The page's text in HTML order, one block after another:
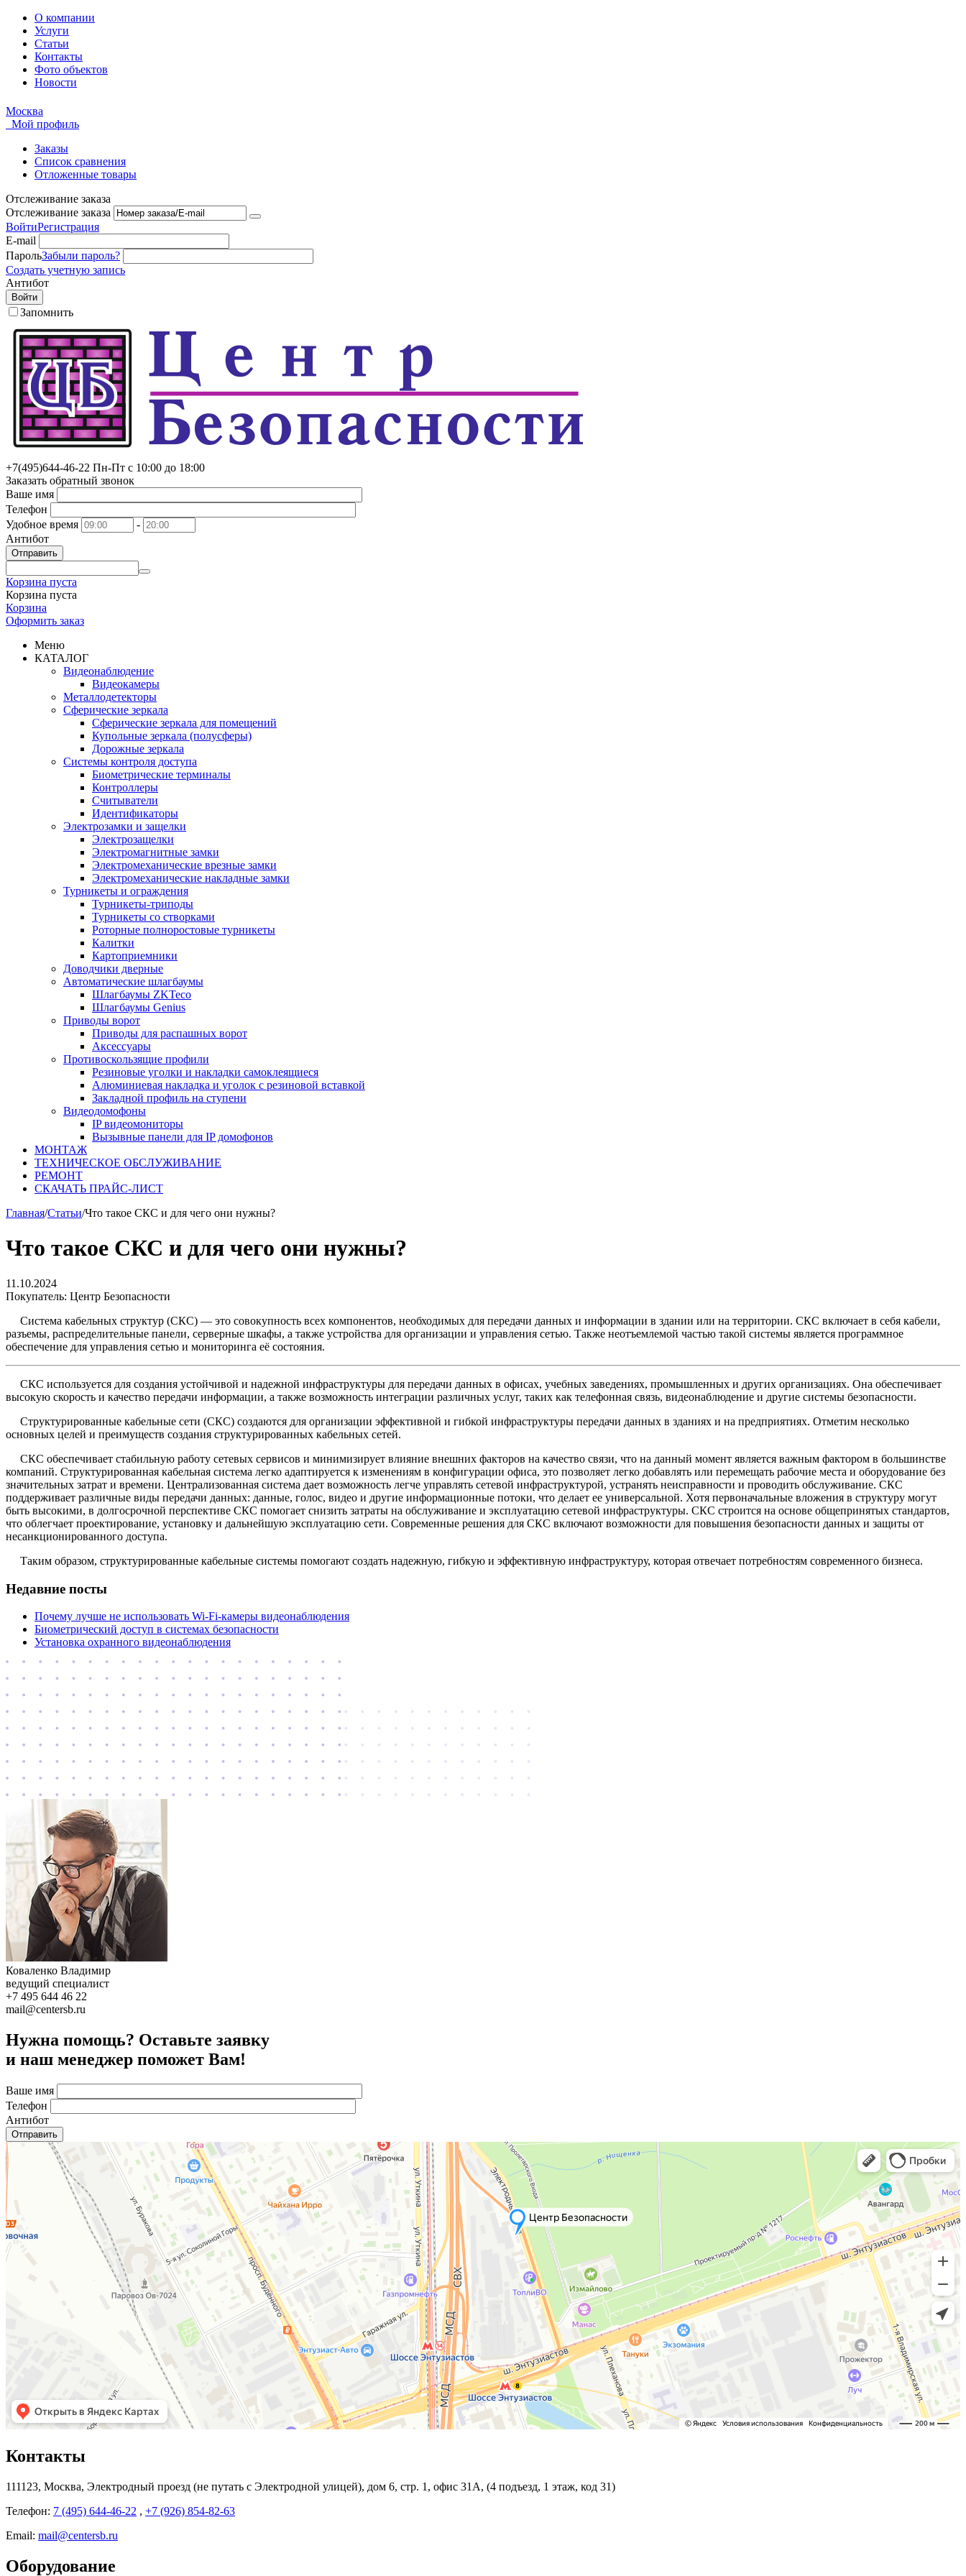
О компании
Услуги
Статьи
Контакты
Фото объектов
Новости
Москва
Мой профиль
Заказы
Список сравнения
Отложенные товары
Отслеживание заказа
Отслеживание заказа
ВойтиРегистрация
E-mail
ПарольЗабыли пароль?
Создать учетную запись
Антибот
Войти
Запомнить
+7(495)644-46-22 Пн-Пт с 10:00 до 18:00
Заказать обратный звонок
Ваше имя
Телефон
Удобное время
-
Антибот
Отправить
Корзина пуста
Корзина пуста
Корзина
Оформить заказ
Меню
КАТАЛОГ
Видеонаблюдение
Видеокамеры
Металлодетекторы
Сферические зеркала
Сферические зеркала для помещений
Купольные зеркала (полусферы)
Дорожные зеркала
Системы контроля доступа
Биометрические терминалы
Контроллеры
Считыватели
Идентификаторы
Электрозамки и защелки
Электрозащелки
Электромагнитные замки
Электромеханические врезные замки
Электромеханические накладные замки
Турникеты и ограждения
Турникеты-триподы
Турникеты со створками
Роторные полноростовые турникеты
Калитки
Картоприемники
Доводчики дверные
Автоматические шлагбаумы
Шлагбаумы ZKTeco
Шлагбаумы Genius
Приводы ворот
Приводы для распашных ворот
Аксессуары
Противоскользящие профили
Резиновые уголки и накладки самоклеящиеся
Алюминиевая накладка и уголок с резиновой вставкой
Закладной профиль на ступени
Видеодомофоны
IP видеомониторы
Вызывные панели для IP домофонов
МОНТАЖ
ТЕХНИЧЕСКОЕ ОБСЛУЖИВАНИЕ
РЕМОНТ
СКАЧАТЬ ПРАЙС-ЛИСТ
Главная/Статьи/Что такое СКС и для чего они нужны?
Что такое СКС и для чего они нужны?
11.10.2024
Покупатель: Центр Безопасности
Система кабельных структур (СКС) — это совокупность всех компонентов, необходимых для передачи данных и информации в здании или на территории. СКС включает в себя кабели,
разъемы, распределительные панели, серверные шкафы, а также устройства для организации и управления сетью. Также неотъемлемой частью такой системы является программное
обеспечение для управления сетью и мониторинга её состояния.
СКС используется для создания устойчивой и надежной инфраструктуры для передачи данных в офисах, учебных заведениях, промышленных и других организациях. Она обеспечивает
высокую скорость и качество передачи информации, а также возможность интеграции различных услуг, таких как телефонная связь, видеонаблюдение и другие системы безопасности.
Структурированные кабельные сети (СКС) создаются для организации эффективной и гибкой инфраструктуры передачи данных в зданиях и на предприятиях. Отметим несколько
основных целей и преимуществ создания структурированных кабельных сетей.
СКС обеспечивает стабильную работу сетевых сервисов и минимизирует влияние внешних факторов на качество связи, что на данный момент является важным фактором в большинстве
компаний. Структурированная кабельная система легко адаптируется к изменениям в конфигурации офиса, это позволяет легко добавлять или перемещать рабочие места и оборудование без
значительных затрат и времени. Централизованная система дает возможность легче управлять сетевой инфраструктурой, устранять неисправности и проводить обслуживание. СКС
поддерживает различные виды передачи данных: данные, голос, видео и другие информационные потоки, что делает ее универсальной. Хотя первоначальные вложения в структуру могут
быть высокими, в долгосрочной перспективе СКС помогает снизить затраты на обслуживание и эксплуатацию сетевой инфраструктуры. СКС строится на основе общепринятых стандартов,
что облегчает проектирование, установку и дальнейшую эксплуатацию сети. Современные решения для СКС включают возможности для повышения безопасности данных и защиты от
несанкционированного доступа.
Таким образом, структурированные кабельные системы помогают создать надежную, гибкую и эффективную инфраструктуру, которая отвечает потребностям современного бизнеса.
Недавние посты
Почему лучше не использовать Wi-Fi-камеры видеонаблюдения
Биометрический доступ в системах безопасности
Установка охранного видеонаблюдения
Коваленко Владимир
ведущий специалист
+7 495 644 46 22
mail@centersb.ru
Нужна помощь? Оставьте заявку
и наш менеджер поможет Вам!
Ваше имя
Телефон
Антибот
Отправить
Контакты
111123, Москва, Электродный проезд (не путать с Электродной улицей), дом 6, стр. 1, офис 31А, (4 подъезд, 1 этаж, код 31)
Телефон: 7 (495) 644-46-22 , +7 (926) 854-82-63
Email: mail@centersb.ru
Оборудование